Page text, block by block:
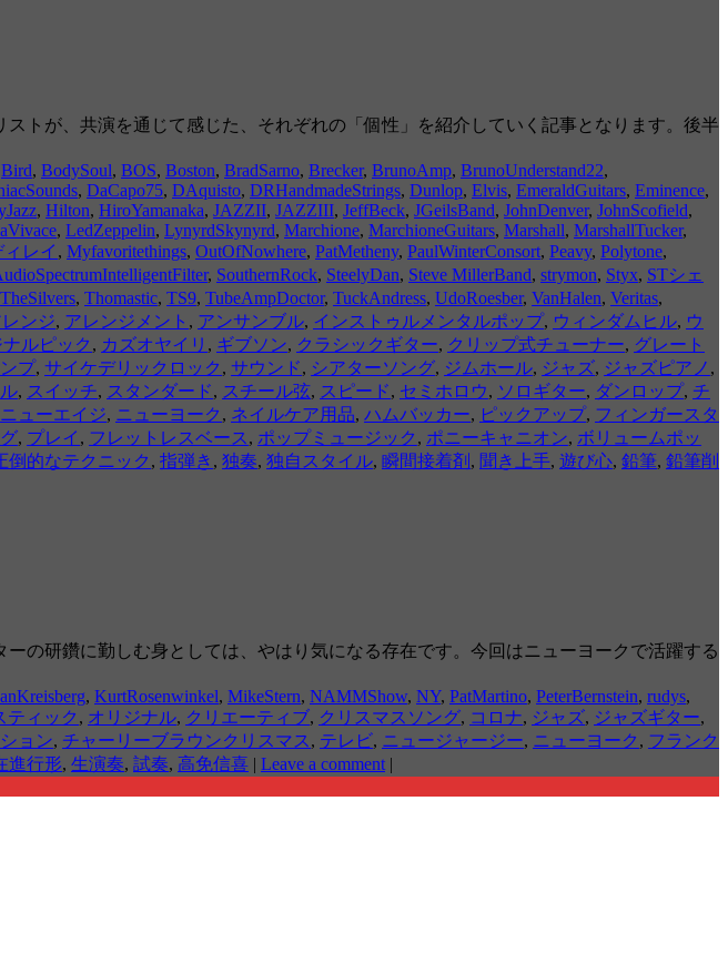
ストが、共演を通じて感じた、それぞれの「個性」を紹介していく記事となります。後半
Bird, BodySoul, BOS, Boston, BradSarno, Brecker, BrunoAmp, BrunoUnderstand22,
, DaCapo75, DAquisto, DRHandmadeStrings, Dunlop, Elvis, EmeraldGuitars, Eminence,
, Hilton, HiroYamanaka, JAZZII, JAZZIII, JeffBeck, JGeilsBand, JohnDenver, JohnScofield,
, LedZeppelin, LynyrdSkynyrd, Marchione, MarchioneGuitars, Marshall, MarshallTucker,
レイ , Myfavoritethings, OutOfNowhere, PatMetheny, PaulWinterConsort, Peavy, Polytone,
, SouthernRock, SteelyDan, Steve MillerBand, strymon, Styx, STシェ
TheSilvers, Thomastic, TS9, TubeAmpDoctor, TuckAndress, UdoRoesber, VanHalen, Veritas,
ンジ, アレンジメント , アンサンブル, インストゥルメンタルポップ, ウィンダムヒル, ウ
ルピック , カズオヤイリ , ギブソン, クラシックギター, クリップ式チューナー, グレート
プ, サイケデリックロック , サウンド, シアターソング, ジムホール, ジャズ, ジャズピアノ ,
, スイッチ, スタンダード, スチール弦, スピード, セミホロウ, ソロギター, ダンロップ, チ
ニューエイジ, ニューヨーク , ネイルケア用品, ハムバッカー, ピックアップ, フィンガースタ
, プレイ , フレットレスベース , ポップミュージック , ポニーキャニオン, ボリュームポッ
倒的なテクニック , 指弾き , 独奏, 独自スタイル, 瞬間接着剤 , 聞き上手, 遊び心, 鉛筆, 鉛筆削
の研鑽に勤しむ身としては、やはり気になる存在です。今回はニューヨークで活躍する
, KurtRosenwinkel, MikeStern, NAMMShow, NY, PatMartino, PeterBernstein, rudys,
ティック , オリジナル, クリエーティブ, クリスマスソング, コロナ, ジャズ, ジャズギター,
ョン, チャーリーブラウンクリスマス , テレビ, ニュージャージー, ニューヨーク , フランク
進行形, 生演奏, 試奏, 高免信喜 | Leave a comment |